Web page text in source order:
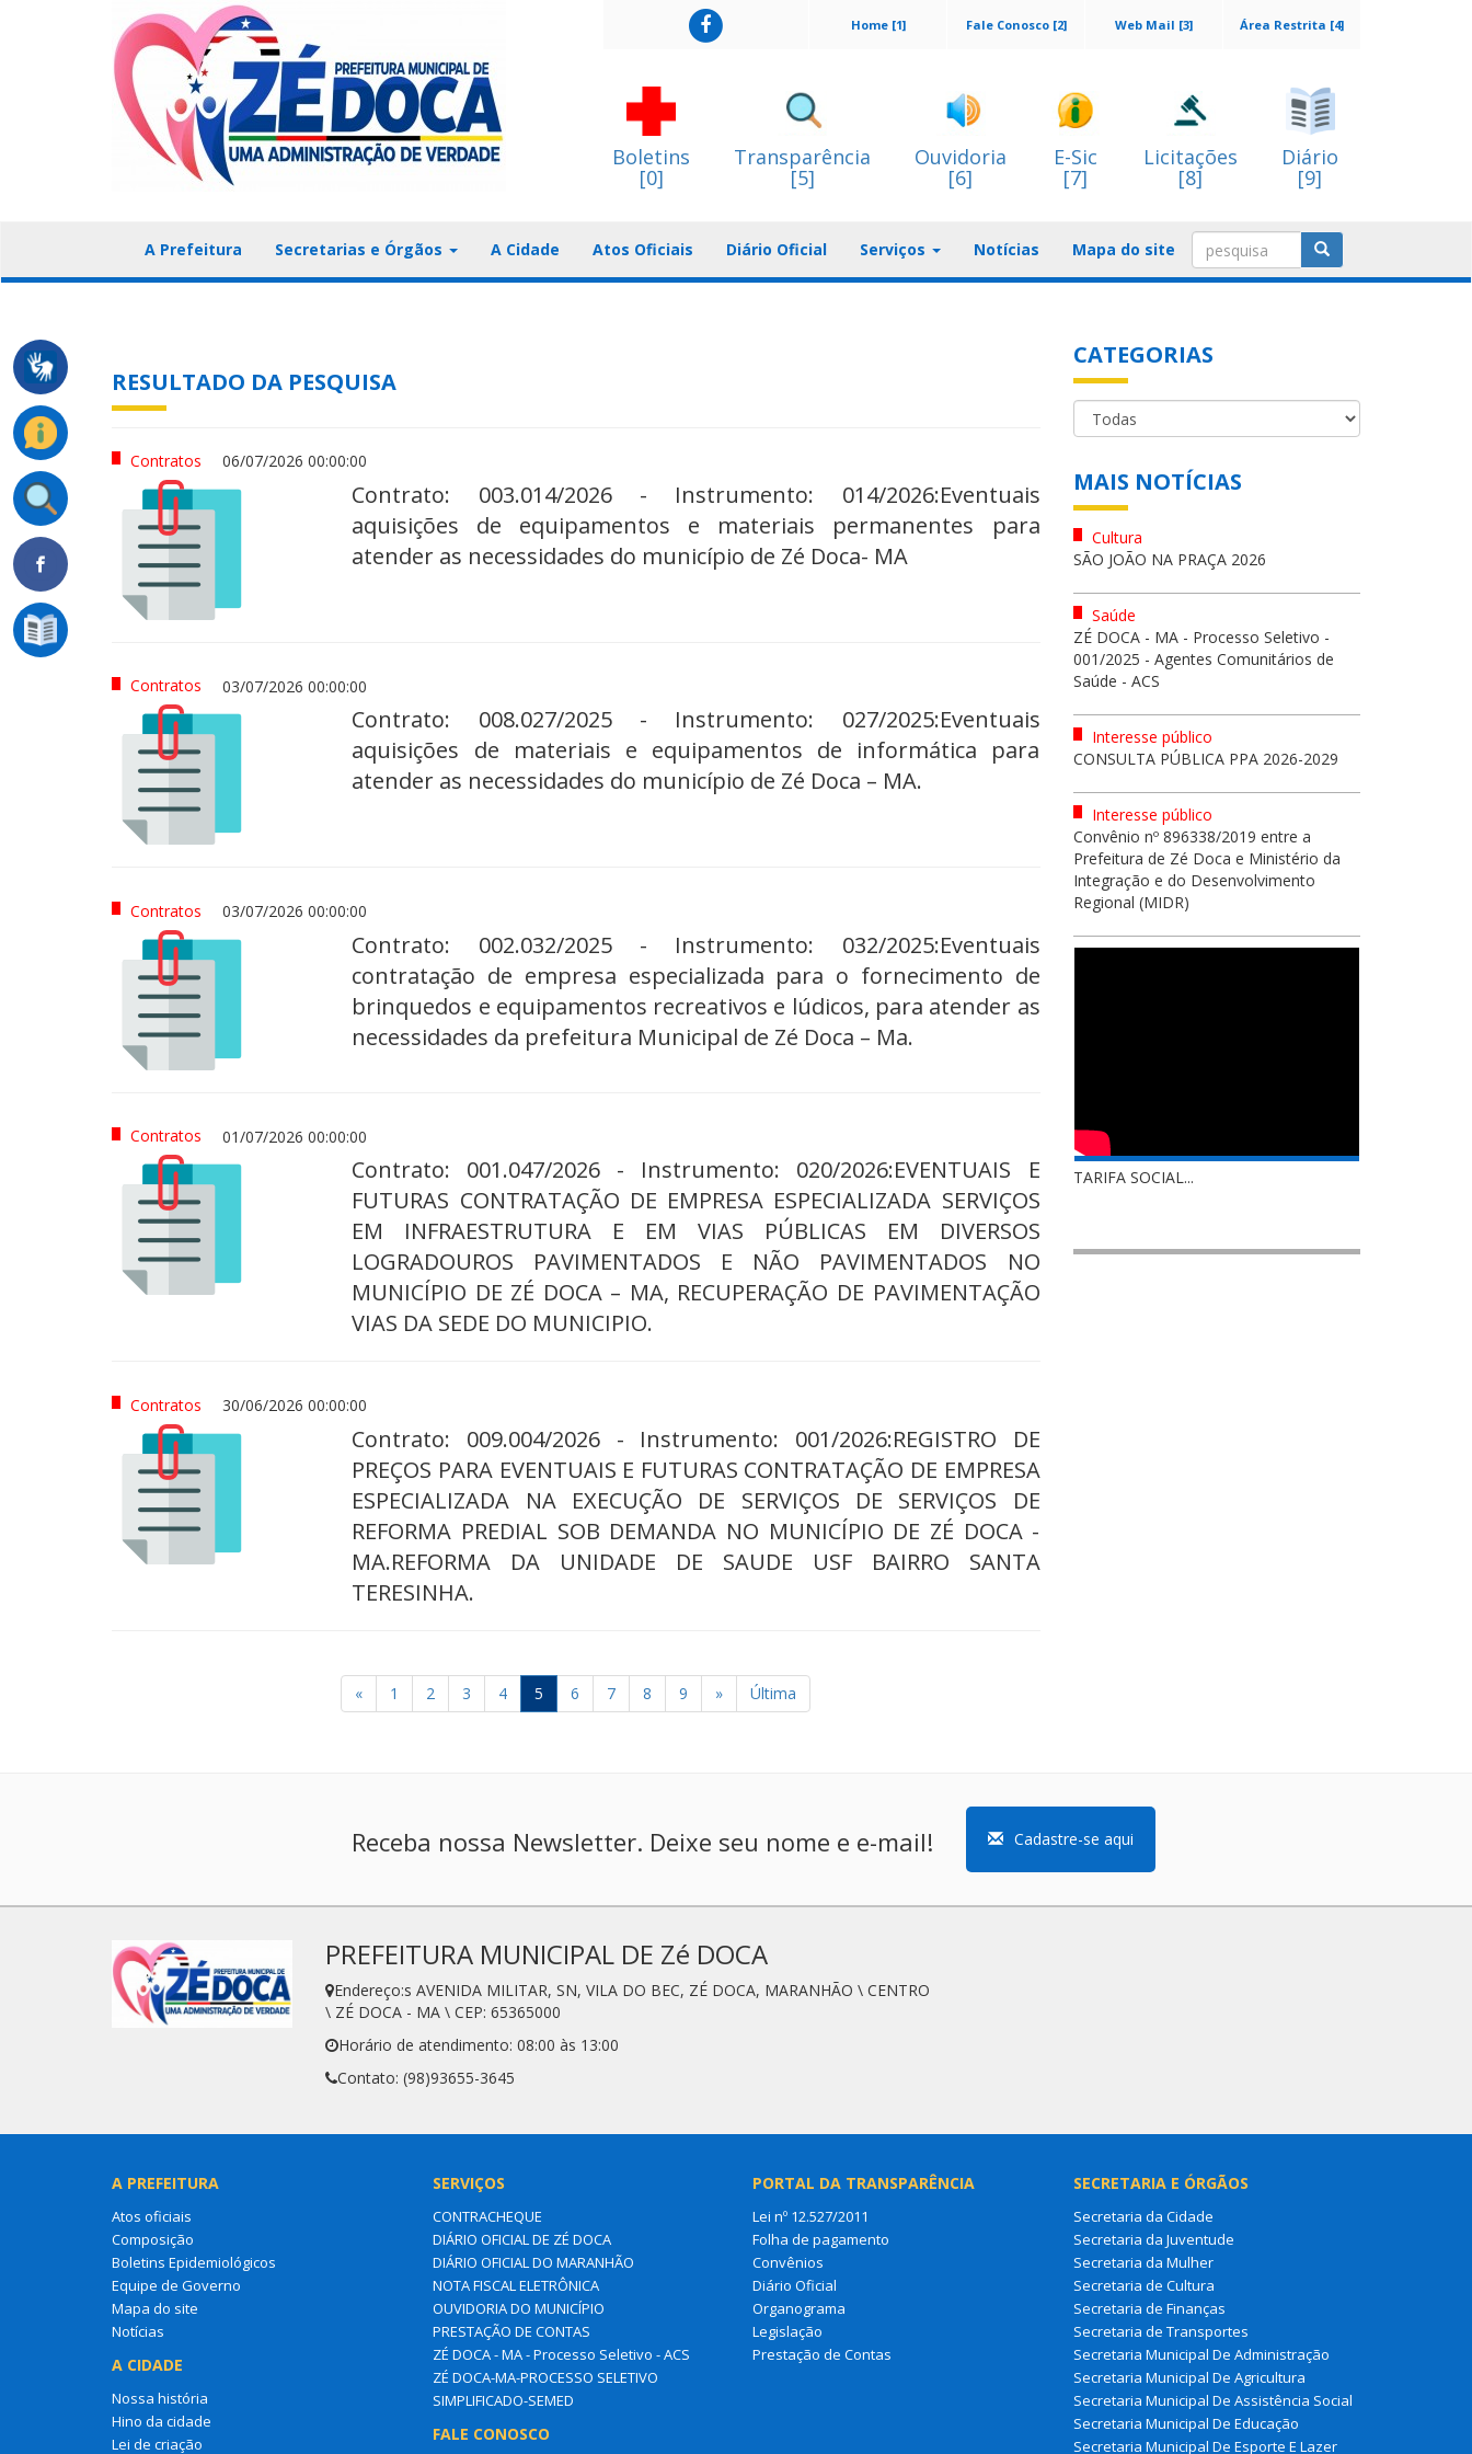
Área Restrita [4]
Web Mail [3]
Fale Conosco [2]
Home [1]
Boletins
[0]
Transparência
[5]
Ouvidoria
[6]
E-Sic
[7]
Licitações
[8]
Diário
[9]
A Prefeitura Secretarias e Órgãos A Cidade Atos Oficiais Diário Oficial Serviços Notícias Mapa do site
RESULTADO DA PESQUISA
Contratos 06/07/2026 00:00:00
Contrato: 003.014/2026 - Instrumento: 014/2026:Eventuais
aquisições de equipamentos e materiais permanentes para
atender as necessidades do município de Zé Doca- MA
Contratos 03/07/2026 00:00:00
Contrato: 008.027/2025 - Instrumento: 027/2025:Eventuais
aquisições de materiais e equipamentos de informática para
atender as necessidades do município de Zé Doca – MA.
Contratos 03/07/2026 00:00:00
Contrato: 002.032/2025 - Instrumento: 032/2025:Eventuais
contratação de empresa especializada para o fornecimento de
brinquedos e equipamentos recreativos e lúdicos, para atender as
necessidades da prefeitura Municipal de Zé Doca – Ma.
Contratos 01/07/2026 00:00:00
Contrato: 001.047/2026 - Instrumento: 020/2026:EVENTUAIS E
FUTURAS CONTRATAÇÃO DE EMPRESA ESPECIALIZADA SERVIÇOS
EM INFRAESTRUTURA E EM VIAS PÚBLICAS EM DIVERSOS
LOGRADOUROS PAVIMENTADOS E NÃO PAVIMENTADOS NO
MUNICÍPIO DE ZÉ DOCA – MA, RECUPERAÇÃO DE PAVIMENTAÇÃO
VIAS DA SEDE DO MUNICIPIO.
Contratos 30/06/2026 00:00:00
Contrato: 009.004/2026 - Instrumento: 001/2026:REGISTRO DE
PREÇOS PARA EVENTUAIS E FUTURAS CONTRATAÇÃO DE EMPRESA
ESPECIALIZADA NA EXECUÇÃO DE SERVIÇOS DE SERVIÇOS DE
REFORMA PREDIAL SOB DEMANDA NO MUNICÍPIO DE ZÉ DOCA -
MA.REFORMA DA UNIDADE DE SAUDE USF BAIRRO SANTA
TERESINHA.
« 1 2 3 4 5 6 7 8 9 » Última
CATEGORIAS
MAIS NOTÍCIAS
Cultura
SÃO JOÃO NA PRAÇA 2026
Saúde
ZÉ DOCA - MA - Processo Seletivo -
001/2025 - Agentes Comunitários de
Saúde - ACS
Interesse público
CONSULTA PÚBLICA PPA 2026-2029
Interesse público
Convênio nº 896338/2019 entre a
Prefeitura de Zé Doca e Ministério da
Integração e do Desenvolvimento
Regional (MIDR)
TARIFA SOCIAL...
Receba nossa Newsletter. Deixe seu nome e e-mail! Cadastre-se aqui
PREFEITURA MUNICIPAL DE Zé DOCA
Endereço:s AVENIDA MILITAR, SN, VILA DO BEC, ZÉ DOCA, MARANHÃO \ CENTRO
\ ZÉ DOCA - MA \ CEP: 65365000
Horário de atendimento: 08:00 às 13:00
Contato: (98)93655-3645
A PREFEITURA
Atos oficiais
Composição
Boletins Epidemiológicos
Equipe de Governo
Mapa do site
Notícias
A CIDADE
Nossa história
Hino da cidade
Lei de criação
SERVIÇOS
CONTRACHEQUE
DIÁRIO OFICIAL DE ZÉ DOCA
DIÁRIO OFICIAL DO MARANHÃO
NOTA FISCAL ELETRÔNICA
OUVIDORIA DO MUNICÍPIO
PRESTAÇÃO DE CONTAS
ZÉ DOCA - MA - Processo Seletivo - ACS
ZÉ DOCA-MA-PROCESSO SELETIVO
SIMPLIFICADO-SEMED
FALE CONOSCO
PORTAL DA TRANSPARÊNCIA
Lei nº 12.527/2011
Folha de pagamento
Convênios
Diário Oficial
Organograma
Legislação
Prestação de Contas
SECRETARIA E ÓRGÃOS
Secretaria da Cidade
Secretaria da Juventude
Secretaria da Mulher
Secretaria de Cultura
Secretaria de Finanças
Secretaria de Transportes
Secretaria Municipal De Administração
Secretaria Municipal De Agricultura
Secretaria Municipal De Assistência Social
Secretaria Municipal De Educação
Secretaria Municipal De Esporte E Lazer